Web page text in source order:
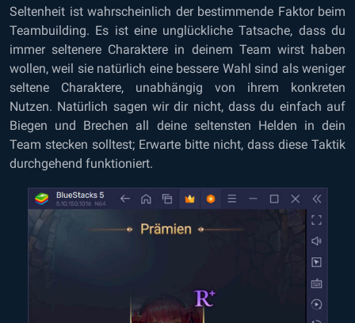
Seltenheit ist wahrscheinlich der bestimmende Faktor beim
Teambuilding. Es ist eine unglückliche Tatsache, dass du
immer seltenere Charaktere in deinem Team wirst haben
wollen, weil sie natürlich eine bessere Wahl sind als weniger
seltene Charaktere, unabhängig von ihrem konkreten
Nutzen. Natürlich sagen wir dir nicht, dass du einfach auf
Biegen und Brechen all deine seltensten Helden in dein
Team stecken solltest; Erwarte bitte nicht, dass diese Taktik
durchgehend funktioniert.